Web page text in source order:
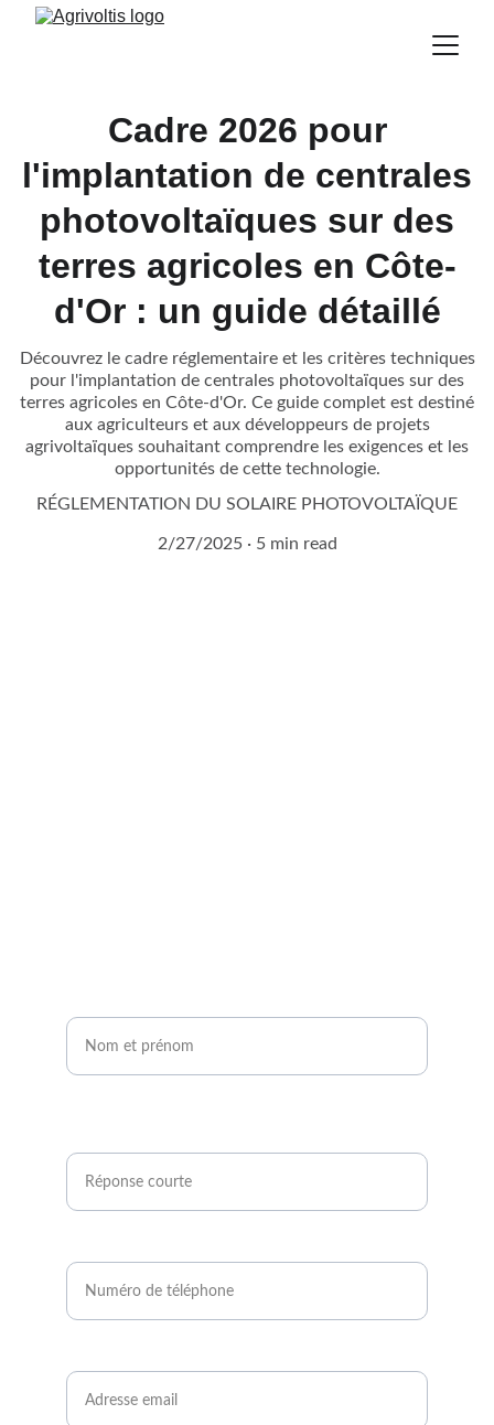
Cadre 2026 pour
l'implantation de centrales
photovoltaïques sur des
terres agricoles en Côte-
d'Or : un guide détaillé
Découvrez le cadre réglementaire et les critères techniques
pour l'implantation de centrales photovoltaïques sur des
terres agricoles en Côte-d'Or. Ce guide complet est destiné
aux agriculteurs et aux développeurs de projets
agrivoltaïques souhaitant comprendre les exigences et les
opportunités de cette technologie.
RÉGLEMENTATION DU SOLAIRE PHOTOVOLTAÏQUE
2/27/2025 5 min read